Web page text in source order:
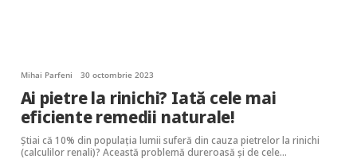
Mihai Parfeni 30 octombrie 2023
Ai pietre la rinichi? Iată cele mai
eficiente remedii naturale!
Știai că 10% din populația lumii suferă din cauza pietrelor la rinichi
(calculilor renali)? Această problemă dureroasă și de cele…